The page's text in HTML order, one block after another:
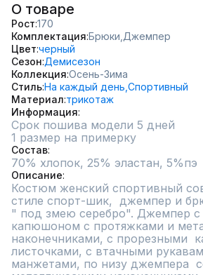
О товаре
Рост 170
Комплектация Брюки, Джемпер
Цвет черный
Сезон Демисезон
Коллекция Осень-Зима
СтильНа каждый день, Спортивный
Материал трикотаж
Информация
Срок пошива модели 5 дней
1 размер на примерку
Состав
70% хлопок, 25% эластан, 5%пэ
Описание
Костюм женский спортивный
стиле спорт-шик,  джемпер и
" под змею серебро". Джемпер
капюшоном с протяжками и
наконечниками, с прорезными
листочками, с втачными
манжетами, по низу джемпера